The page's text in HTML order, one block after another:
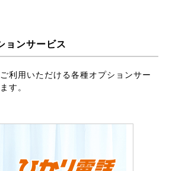
ョンサービス
利用いただける各種オプションサー
す。